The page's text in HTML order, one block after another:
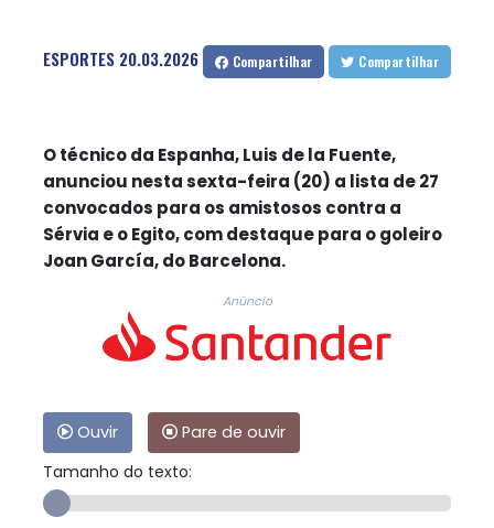
ESPORTES 20.03.2026 Compartilhar Compartilhar
O técnico da Espanha, Luis de la Fuente,
anunciou nesta sexta-feira (20) a lista de 27
convocados para os amistosos contra a
Sérvia e o Egito, com destaque para o goleiro
Joan García, do Barcelona.
Anúncio
Ouvir
Pare de ouvir
Tamanho do texto: